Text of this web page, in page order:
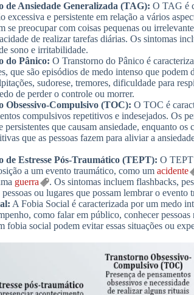
de Ansiedade Generalizada (TAG): O TAG é
excessiva e persistente em relação a vários
se preocupar com coisas pequenas ou
de realizar tarefas diárias. Os sintomas
sono e irritabilidade.
do Pânico: O Transtorno do Pânico é
que são episódios de medo intenso que
sudorese, tremores, dificuldade para
de perder o controle ou morrer.
Obsessivo-Compulsivo (TOC): O TOC é
compulsivos repetitivos e indesejados. Os
persistentes que causam ansiedade, enquanto
que as pessoas fazem para aliviar a
de Estresse Pós-Traumático (TEPT): O TEPT
a um evento traumático, como um acidente
guerra
. Os sintomas incluem flashbacks,
ou lugares que possam lembrar o evento
A Fobia Social é caracterizada por um medo
como falar em público, conhecer
fobia social podem evitar essas situações ou